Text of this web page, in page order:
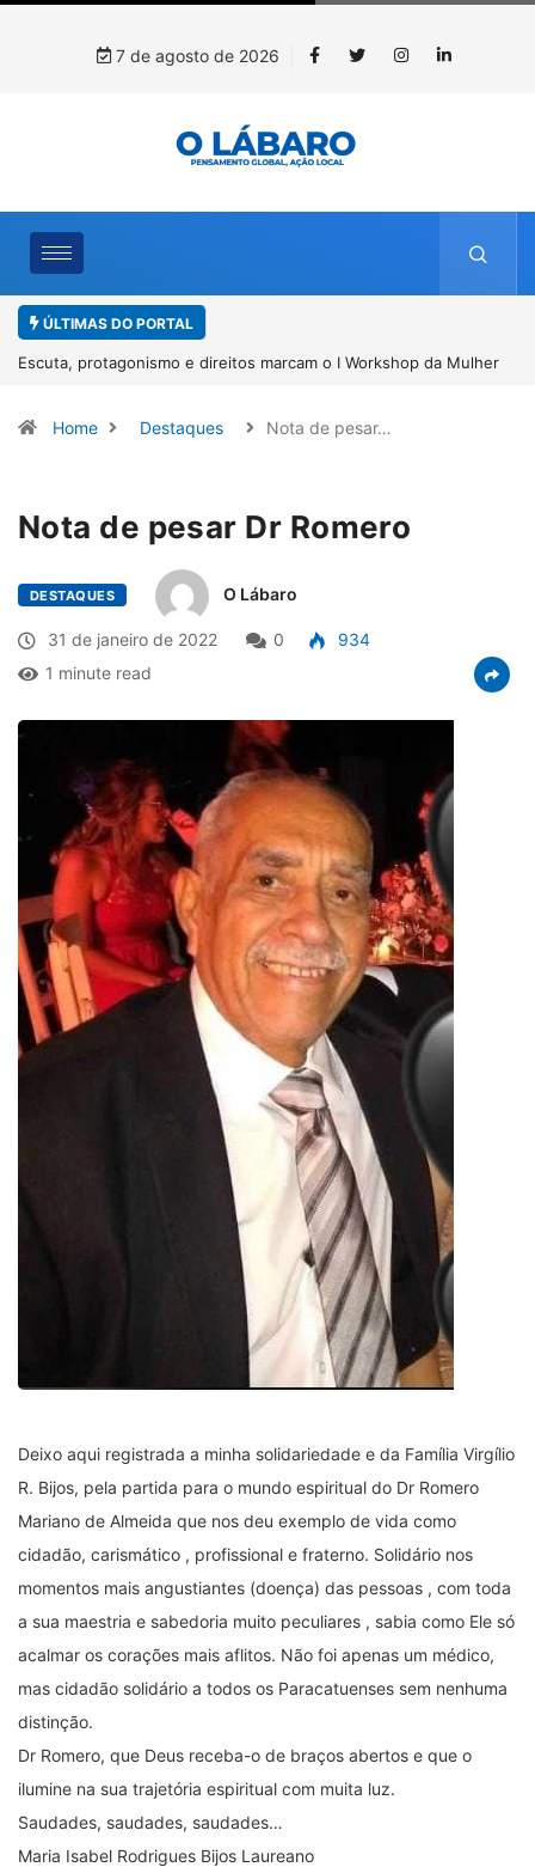
7 de agosto de 2026
ÚLTIMAS DO PORTAL
Conab inicia recebimento de documentos para solicitação do
Home Destaques Nota de pesar…
Nota de pesar Dr Romero
DESTAQUES O Lábaro
31 de janeiro de 2022 0
934
1 minute read
Deixo aqui registrada a minha solidariedade e da Família Virgílio
R. Bijos, pela partida para o mundo espiritual do Dr Romero
Mariano de Almeida que nos deu exemplo de vida como
cidadão, carismático , profissional e fraterno. Solidário nos
momentos mais angustiantes (doença) das pessoas , com toda
a sua maestria e sabedoria muito peculiares , sabia como Ele só
acalmar os corações mais aflitos. Não foi apenas um médico,
mas cidadão solidário a todos os Paracatuenses sem nenhuma
distinção.
Dr Romero, que Deus receba-o de braços abertos e que o
ilumine na sua trajetória espiritual com muita luz.
Saudades, saudades, saudades…
Maria Isabel Rodrigues Bijos Laureano